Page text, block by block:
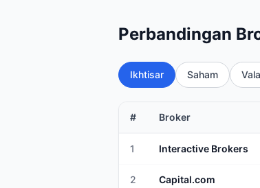
Perbandingan
Ikhtisar Saham
# Broker
1 Interactive Brokers
2 Capital.com